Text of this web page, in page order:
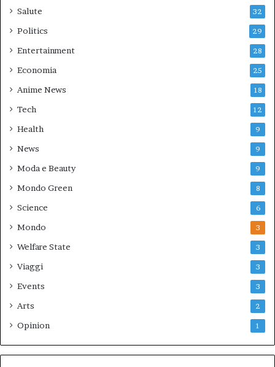
Salute 32
Politics 29
Entertainment 28
Economia 25
Anime News 18
Tech 12
Health 9
News 9
Moda e Beauty 9
Mondo Green 8
Science 6
Mondo 3
Welfare State 3
Viaggi 3
Events 3
Arts 2
Opinion 1